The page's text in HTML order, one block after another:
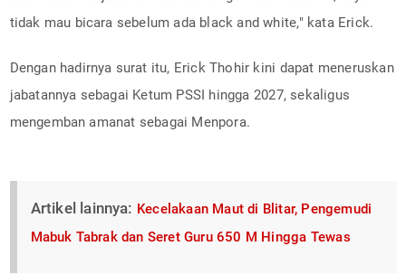
tidak mau bicara sebelum ada black and white," kata Erick.
Dengan hadirnya surat itu, Erick Thohir kini dapat meneruskan
jabatannya sebagai Ketum PSSI hingga 2027, sekaligus
mengemban amanat sebagai Menpora.
Artikel lainnya: Kecelakaan Maut di Blitar, Pengemudi
Mabuk Tabrak dan Seret Guru 650 M Hingga Tewas